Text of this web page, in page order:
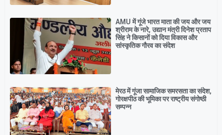
AMU में गूंजे भारत माता की जय और जय
श्रीराम के नारे, उद्यान मंत्री दिनेश प्रताप
सिंह ने किसानों को दिया विकास और
सांस्कृतिक गौरव का संदेश
मेरठ में गूंजा सामाजिक समरसता का संदेश,
गोरक्षपीठ की भूमिका पर राष्ट्रीय संगोष्ठी
सम्पन्न